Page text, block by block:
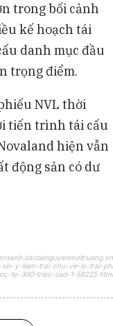
trong bối cảnh
kế hoạch tái
danh mục đầu
trọng điểm.
NVL thời
tiến trình tái cấu
hiện vẫn
động sản có dư
xin-y-kien-trai-chu-ve-lo-trai-phi
te-300-trieu-usd-1-58225.html